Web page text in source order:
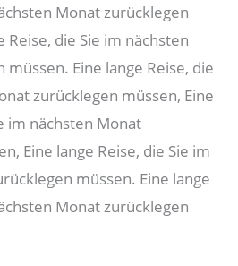
Monat zurücklegen
Reise, die Sie im nächsten
Eine lange Reise, die
zurücklegen müssen, Eine
im nächsten Monat
Eine lange Reise, die Sie im
müssen. Eine lange
Monat zurücklegen